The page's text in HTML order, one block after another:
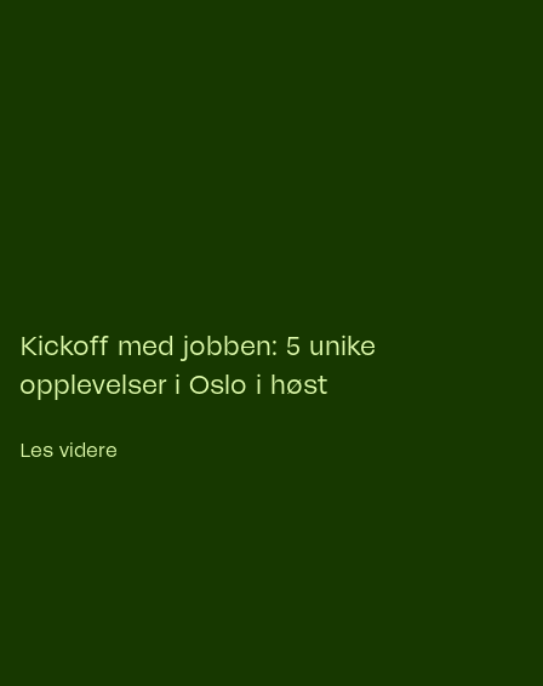
Kickoff med jobben: 5 unike
opplevelser i Oslo i høst
Les videre